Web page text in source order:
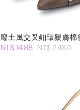
廢土風交叉釦環親膚棉
NT$ 1488 NT$ 2480